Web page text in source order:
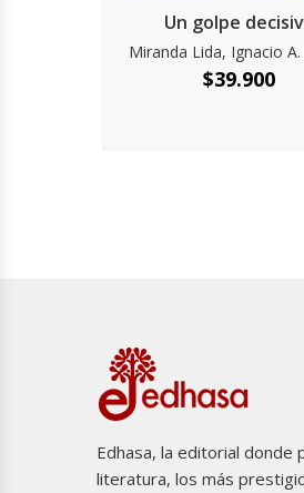
Un golpe
Miranda Lida, Ignacio
$39.900
Edhasa, la editorial
literatura, los más